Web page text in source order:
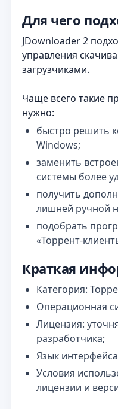
Для чего
JDownloader 2
управления
загрузчиками.
Чаще всего такие
нужно:
быстро решить
Windows;
заменить
системы более
получить
лишней ручной
подобрать
Краткая
Категория:
Операционная
Лицензия:
разработчика;
Язык
Условия
лицензии и